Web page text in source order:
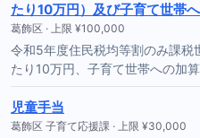
たり10万円）及び子育て世帯
葛飾区 · 上限 ¥100,000
令和5年度住民税均等割のみ課税
たり10万円、子育て世帯への加
児童手当
葛飾区 子育て応援課 · 上限 ¥30,000